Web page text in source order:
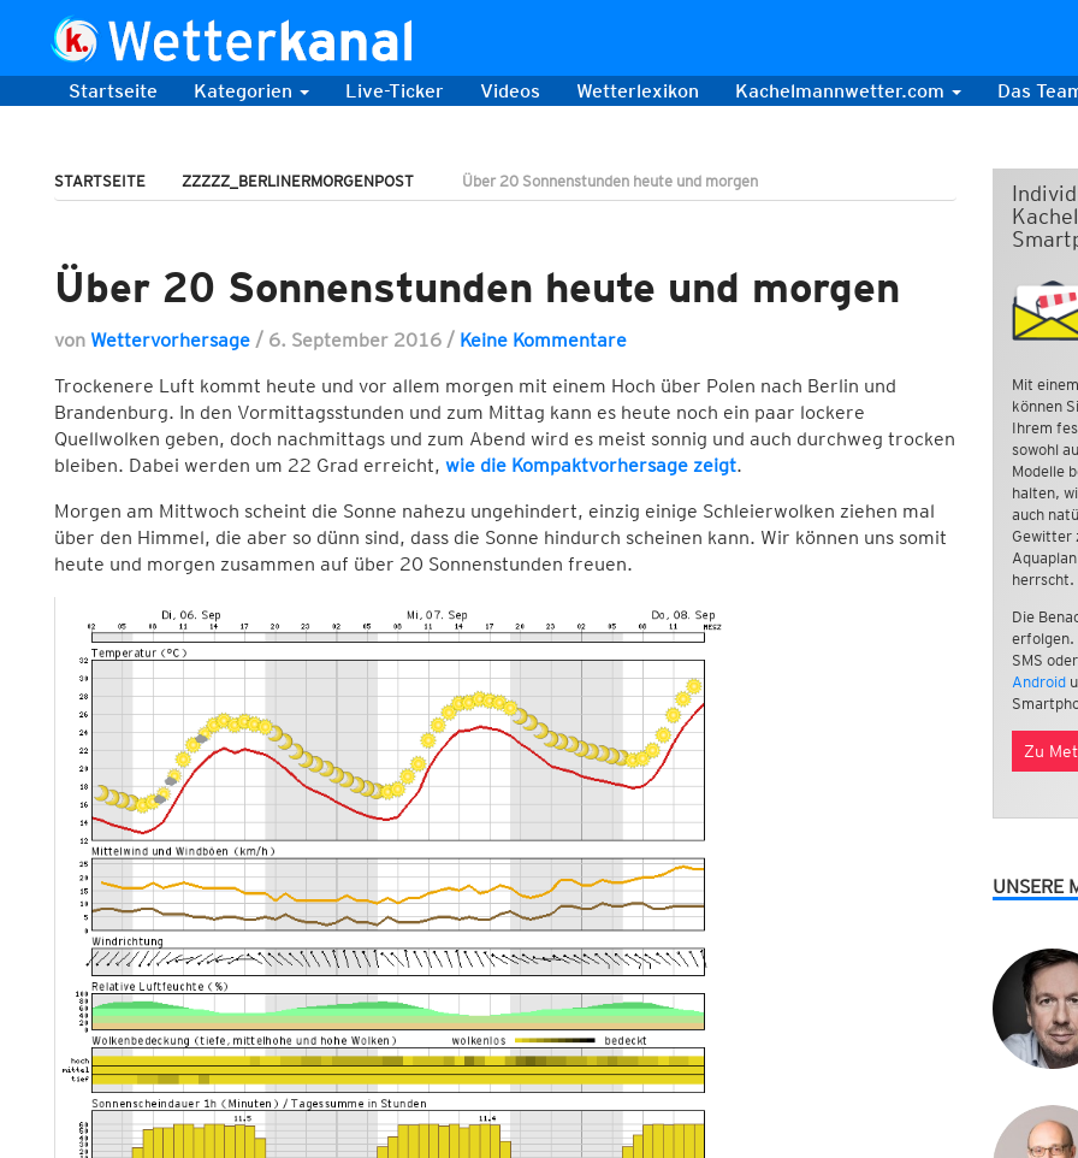
Startseite Kategorien Live-Ticker Videos Wetterlexikon Kachelmannwetter.com Das
STARTSEITE ZZZZZ_BERLINERMORGENPOST Über 20 Sonnenstunden heute und morgen
Über 20 Sonnenstunden heute und morgen
von Wettervorhersage / 6. September 2016 / Keine Kommentare
Trockenere Luft kommt heute und vor allem morgen mit einem Hoch über Polen nach Berlin und
Brandenburg. In den Vormittagsstunden und zum Mittag kann es heute noch ein paar lockere
Quellwolken geben, doch nachmittags und zum Abend wird es meist sonnig und auch durchweg trocken
bleiben. Dabei werden um 22 Grad erreicht, wie die Kompaktvorhersage zeigt.
Morgen am Mittwoch scheint die Sonne nahezu ungehindert, einzig einige Schleierwolken ziehen mal
über den Himmel, die aber so dünn sind, dass die Sonne hindurch scheinen kann. Wir können uns somit
heute und morgen zusammen auf über 20 Sonnenstunden freuen.
Mit
können
Ihrem
sowohl
Modelle
halten,
auch
Gewitter
herrscht.
Die
erfolgen.
SMS
Android
Zu
UNSERE